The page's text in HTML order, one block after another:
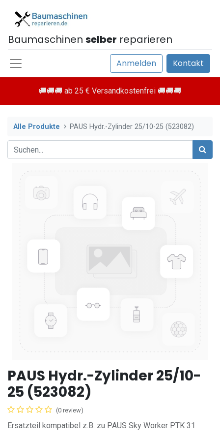
Baumaschinen selber reparieren
Anmelden Kontakt
🚚🚚🚚 ab 25 € Versandkostenfrei 🚚🚚🚚
Alle Produkte PAUS Hydr.-Zylinder 25/10-25 (523082)
PAUS Hydr.-Zylinder 25/10-
25 (523082)
(0 review)
Ersatzteil kompatibel z.B. zu PAUS Sky Worker PTK 31